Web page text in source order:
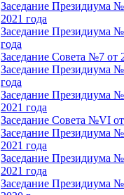
Заседание Президиума
2021 года
Заседание Президиума
года
Заседание Совета №7 от
Заседание Президиума
года
Заседание Президиума
2021 года
Заседание Совета №VI
Заседание Президиума
2021 года
Заседание Президиума
2021 года
Заседание Президиума №